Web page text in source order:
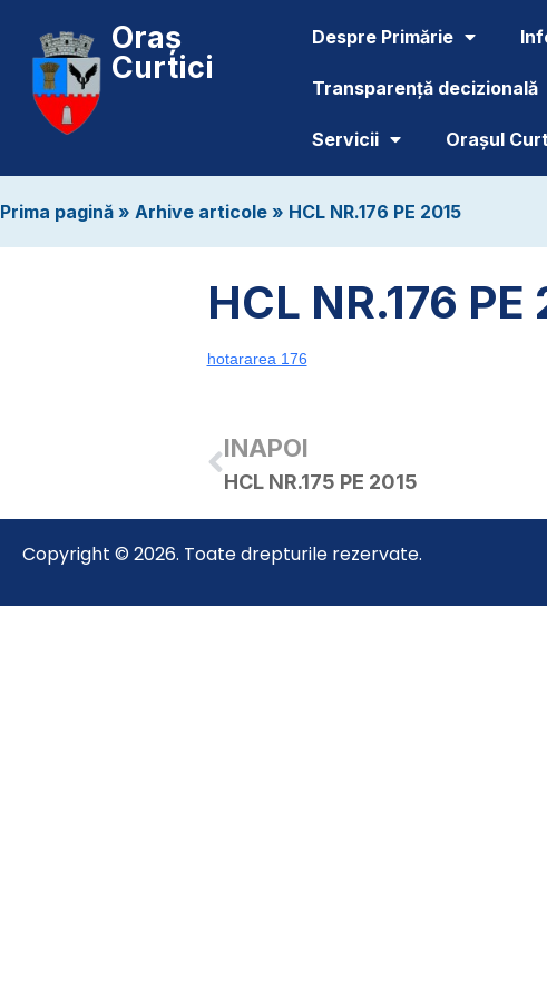
Oraș
Curtici
Despre Primărie
Transparență decizională
Servicii Orașul
Prima pagină » Arhive articole » HCL NR.176 PE 2015
HCL NR.176 PE
hotararea 176
INAPOI
HCL NR.175 PE 2015
Copyright © 2026. Toate drepturile rezervate.